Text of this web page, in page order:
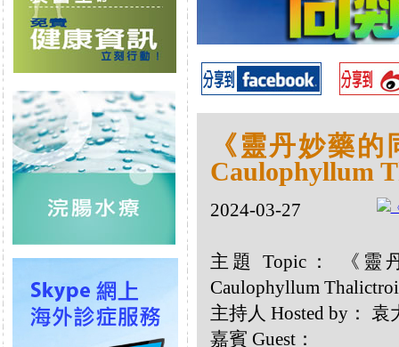
《靈丹妙藥
Caulophyllum
2024-03-27
主題 Topic： 《靈
Caulophyllum
主持人 Hosted by：
嘉賓 Guest：